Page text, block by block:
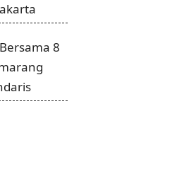
8